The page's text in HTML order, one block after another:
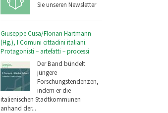
Sie unseren Newsletter
Giuseppe Cusa/Florian Hartmann
(Hg.), I Comuni cittadini italiani.
Protagonisti – artefatti – processi
Der Band bündelt
jüngere
Forschungstendenzen,
indem er die
italienischen Stadtkommunen
anhand der...